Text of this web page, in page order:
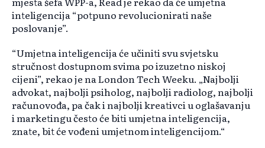
inteligencija “potpuno revolucionirati naše
poslovanje”.
“Umjetna inteligencija će učiniti svu svjetsku
stručnost dostupnom svima po izuzetno niskoj
cijeni”, rekao je na London Tech Weeku. „Najbolji
advokat, najbolji psiholog, najbolji radiolog, najbolji
računovođa, pa čak i najbolji kreativci u oglašavanju
i marketingu često će biti umjetna inteligencija,
znate, bit će vođeni umjetnom inteligencijom.“